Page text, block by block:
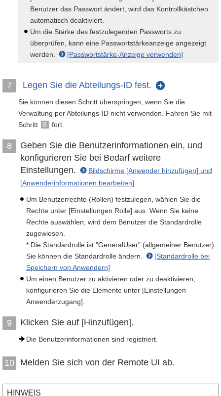
Benutzer das Passwort ändert, wird das Kontrollkästchen
automatisch deaktiviert.
Um die Stärke des festzulegenden Passworts zu
überprüfen, kann eine Passwortstärkeanzeige angezeigt
werden.
[Passwortstärke-Anzeige verwenden]
7 Legen Sie die Abteilungs-ID fest.
Sie können diesen Schritt überspringen, wenn Sie die
Verwaltung per Abteilungs-ID nicht verwenden. Fahren Sie mit
Schritt
8 fort.
8
Geben Sie die Benutzerinformationen ein, und
konfigurieren Sie bei Bedarf weitere
Einstellungen.
Bildschirme [Anwender hinzufügen] und
[Anwenderinformationen bearbeiten]
Um Benutzerrechte (Rollen) festzulegen, wählen Sie die
Rechte unter [Einstellungen Rolle] aus. Wenn Sie keine
Rechte auswählen, wird dem Benutzer die Standardrolle
zugewiesen.
* Die Standardrolle ist "GeneralUser" (allgemeiner Benutzer).
Sie können die Standardrolle ändern.
[Standardrolle bei
Speichern von Anwendern]
Um einen Benutzer zu aktivieren oder zu deaktivieren,
konfigurieren Sie die Elemente unter [Einstellungen
Anwenderzugang].
9 Klicken Sie auf [Hinzufügen].
Die Benutzerinformationen sind registriert.
10 Melden Sie sich von der Remote UI ab.
HINWEIS